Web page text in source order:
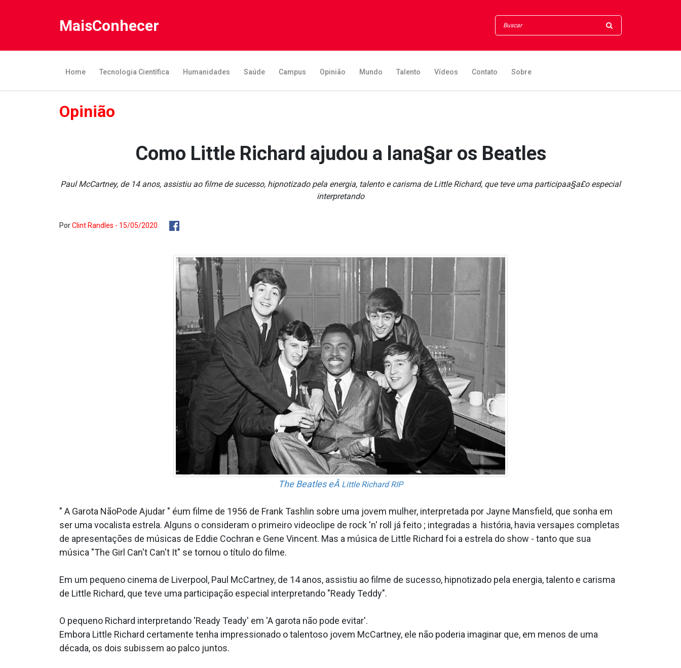
MaisConhecer
Home Tecnologia Científica Humanidades Saúde Campus Opinião Mundo Talento Vídeos Contato Sobre
Opinião
Como Little Richard ajudou a lana§ar os Beatles
Paul McCartney, de 14 anos, assistiu ao filme de sucesso, hipnotizado pela energia, talento e carisma de Little Richard, que teve uma participaa§a£o especial
interpretando
PorClint Randles - 15/05/2020
The Beatles eÂ Little Richard RIP
" A Garota NãoPode Ajudar " éum filme de 1956 de Frank Tashlin sobre uma jovem mulher, interpretada por Jayne Mansfield, que sonha em
ser uma vocalista estrela. Alguns o consideram o primeiro videoclipe de rock 'n' roll já feito ; integradas a história, havia versaµes completas
de apresentações de músicas de Eddie Cochran e Gene Vincent. Mas a música de Little Richard foi a estrela do show - tanto que sua
música "The Girl Can't Can't It" se tornou o tí­tulo do filme.
Em um pequeno cinema de Liverpool, Paul McCartney, de 14 anos, assistiu ao filme de sucesso, hipnotizado pela energia, talento e carisma
de Little Richard, que teve uma participação especial interpretando "Ready Teddy".
O pequeno Richard interpretando 'Ready Teady' em 'A garota não pode evitar'.
Embora Little Richard certamente tenha impressionado o talentoso jovem McCartney, ele não poderia imaginar que, em menos de uma
década, os dois subissem ao palco juntos.